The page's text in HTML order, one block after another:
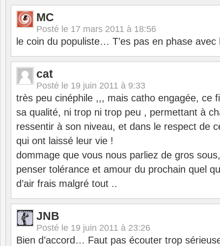
MC
Posté le 17 mars 2011 à 18:56
le coin du populiste… T’es pas en phase avec
cat
Posté le 19 juin 2011 à 9:33
très peu cinéphile ,,, mais catho engagée, ce
sa qualité, ni trop ni trop peu , permettant à
ressentir à son niveau, et dans le respect de
qui ont laissé leur vie !
dommage que vous nous parliez de gros
penser tolérance et amour du prochain quel
d’air frais malgré tout ..
JNB
Posté le 19 juin 2011 à 23:26
Bien d’accord… Faut pas écouter trop